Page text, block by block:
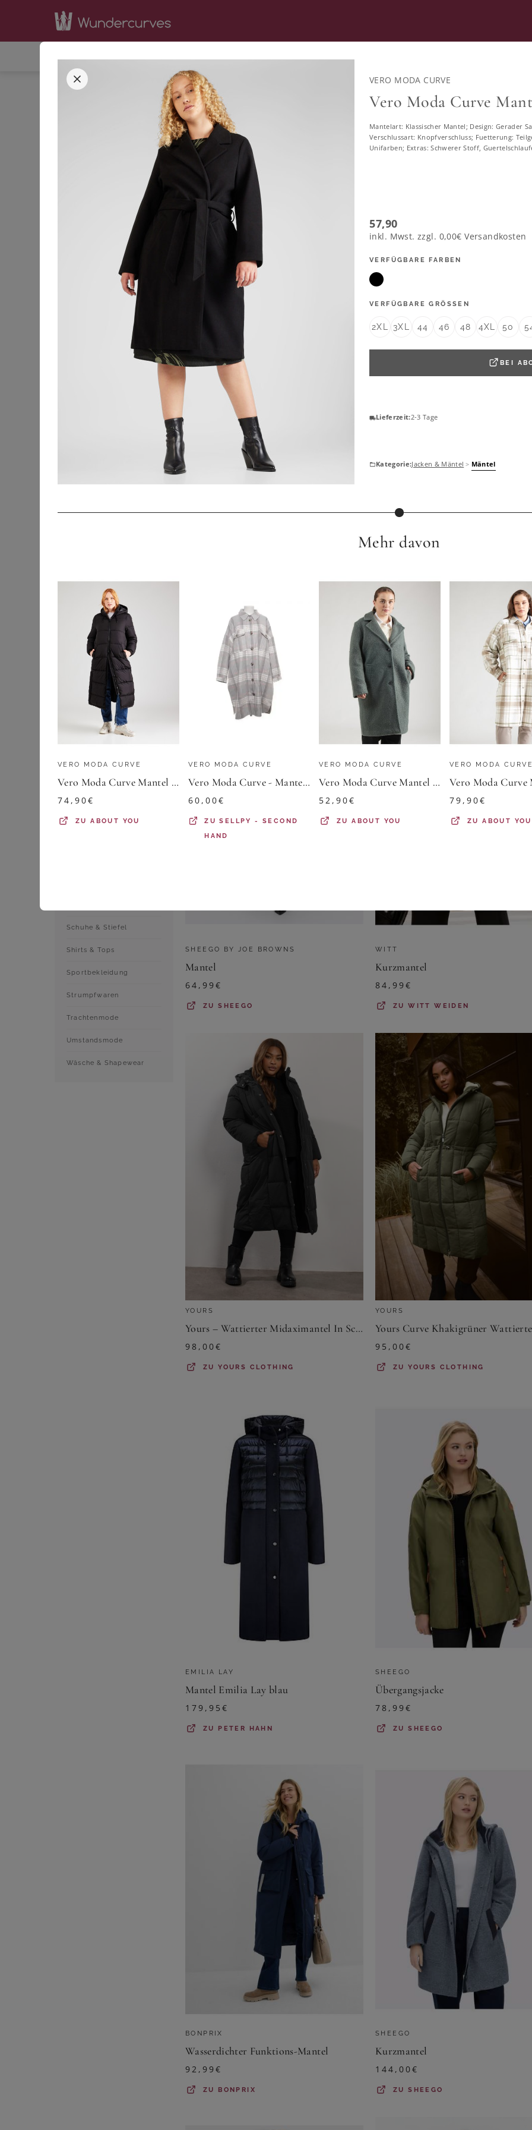
STARTSEITE BEKLEIDUNG JACKEN & MÄNTEL
Mäntel in großen Größen
44 52
Blousons
Lederjacken
Mäntel
Parkas
Ponchos & Capes
Regenjacken
Steppjacken &
Daunenjacken
Westen
Schuhe & Stiefel
Shirts & Tops
Sportbekleidung
Strumpfwaren
Trachtenmode
Umstandsmode
Wäsche & Shapewear
SORTIERUNG
OTTO
160,99 4.0★ ★
ZU
SHEEGO BY JOE BROWNS
Mantel
64,99€
ZUSHEEGO
WITT
Kurzmantel
84,99€
ZUWITT WEIDEN
YOURS
Yours – Wattierter Midaximantel In Schwarz Size 42
98,00€
ZUYOURS CLOTHING
YOURS
95,00€
ZUYOURS CLOTHING
EMILIA LAY
Mantel Emilia Lay blau
179,95€
ZU PETER HAHN
SHEEGO
Übergangsjacke
78,99€
ZUSHEEGO
BONPRIX
Wasserdichter Funktions-Mantel
92,99€
ZU BONPRIX
SHEEGO
Kurzmantel
144,00€
ZUSHEEGO
VERO MODA CURVE
Vero Moda Curve
Mantelart: Klassischer Mantel; Design: Gerader
Verschlussart: Knopfverschluss; Fuetterung:
Unifarben; Extras: Schwerer Stoff,
57,90
inkl. Mwst. zzgl. 0,00€ Versandkosten
VERFÜGBARE FARBEN
VERFÜGBARE GRÖSSEN
2XL 3XL 44 46 48 4XL 50
BEI
Lieferzeit:2-3 Tage
Kategorie:Jacken & Mäntel > Mäntel
Mehr davon
VERO MODA CURVE
Vero Moda Curve Mantel VMCKlea
74,90€
ZUABOUT YOU
VERO MODA CURVE
Vero Moda Curve - Mantel - Damen - Größe: 50 - Grau
60,00€
ZUSELLPY - SECOND
HAND
VERO MODA CURVE
Vero Moda Curve Mantel VMCELITEANNI
52,90€
ZUABOUT YOU
VERO MODA CURVE
79,90€
ZUABOUT YOU